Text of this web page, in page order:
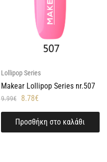
Lollipop Series
Makear Lollipop Series nr.507
9.99€ 8.78€
Προσθήκη στο καλάθι